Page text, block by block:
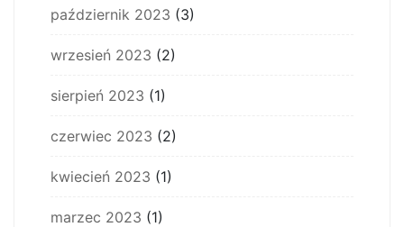
październik 2023 (3)
wrzesień 2023 (2)
sierpień 2023 (1)
czerwiec 2023 (2)
kwiecień 2023 (1)
marzec 2023 (1)